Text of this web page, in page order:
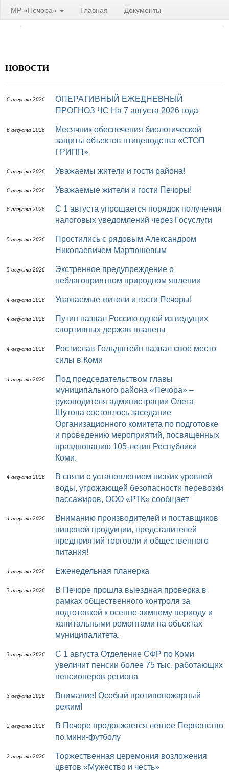
МР «Печора» Главная Документы
НОВОСТИ
6 августа 2026
ОПЕРАТИВНЫЙ ЕЖЕДНЕВНЫЙ
ПРОГНОЗ ЧС На 7 августа 2026 года
6 августа 2026
Месячник обеспечения биологической
защиты объектов птицеводства «СТОП
ГРИПП»
6 августа 2026 Уважаемы жители и гости района!
6 августа 2026 Уважаемые жители и гости Печоры!
6 августа 2026
С 1 августа упрощается порядок получения
налоговых уведомлений через Госуслуги
5 августа 2026
Простились с рядовым Александром
Николаевичем Мартюшевым
5 августа 2026
Экстренное предупреждение о
неблагоприятном природном явлении
4 августа 2026 Уважаемые жители и гости Печоры!
4 августа 2026
Путин назвал Россию одной из ведущих
спортивных держав планеты
4 августа 2026
Ростислав Гольдштейн назвал своё место
силы в Коми
4 августа 2026
Под председательством главы
муниципального района «Печора» –
руководителя администрации Олега
Шутова состоялось заседание
Организационного комитета по подготовке
и проведению мероприятий, посвященных
празднованию 105-летия Республики
Коми.
4 августа 2026
В связи с установлением низких уровней
воды, угрожающей безопасности перевозки
пассажиров, ООО «РТК» сообщает
4 августа 2026
Вниманию производителей и поставщиков
пищевой продукции, представителей
предприятий торговли и общественного
питания!
4 августа 2026 Еженедельная планерка
3 августа 2026
В Печоре прошла выездная проверка в
рамках общественного контроля за
подготовкой к осенне-зимнему периоду и
капитальными ремонтами на объектах
муниципалитета.
3 августа 2026
С 1 августа Отделение СФР по Коми
увеличит пенсии более 75 тыс. работающих
пенсионеров региона
3 августа 2026
Внимание! Особый противопожарный
режим!
2 августа 2026
В Печоре продолжается летнее Первенство
по мини-футболу
2 августа 2026
Торжественная церемония возложения
цветов «Мужество и честь»